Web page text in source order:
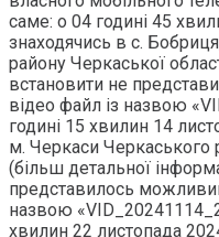
саме: о 04 годині 45
знаходячись в с.
району Черкаської
встановити не
відео файл із назвою
годині 15 хвилин 14
м. Черкаси Черкаського
(більш детальної
представилось
назвою
хвилин 22 листопада